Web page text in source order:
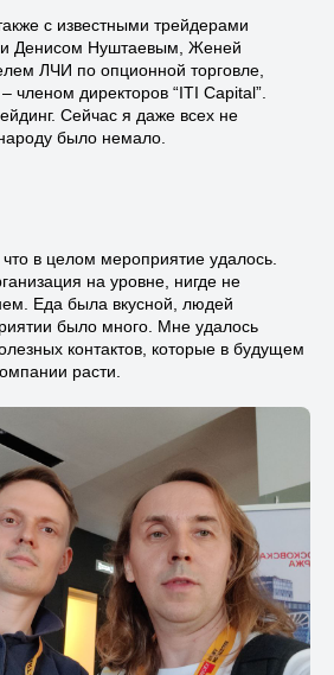
с известными трейдерами
Денисом Нуштаевым, Женей
ЛЧИ по опционной торговле,
членом директоров “ITI Capital”.
Сейчас я даже всех не
было немало.
что в целом мероприятие удалось.
на уровне, нигде не
Еда была вкусной, людей
было много. Мне удалось
контактов, которые в будущем
расти.